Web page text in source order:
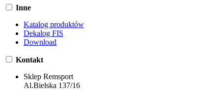
Inne
Katalog produktów
Dekalog FIS
Download
Kontakt
Sklep Remsport
Al.Bielska 137/16